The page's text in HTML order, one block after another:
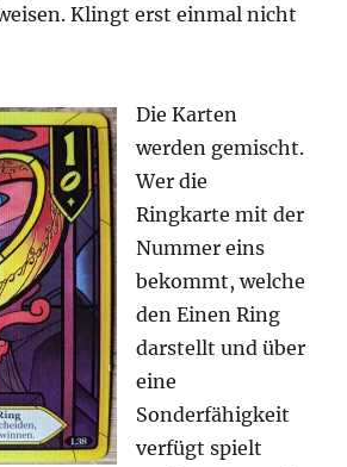
Klingt erst einmal nicht
Die Karten
werden gemischt.
Wer die
Ringkarte mit der
Nummer eins
bekommt, welche
den Einen Ring
darstellt und über
eine
Sonderfähigkeit
verfügt spielt